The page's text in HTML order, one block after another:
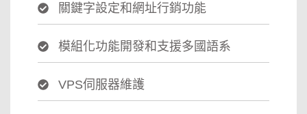
關鍵字設定和網址行銷功能
模組化功能開發和支援多國語系
VPS伺服器維護